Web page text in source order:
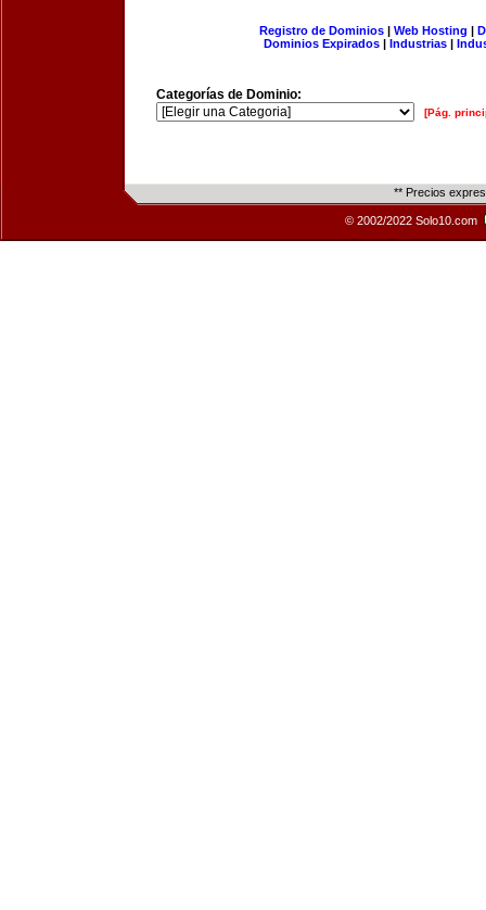
Registro de Dominios| Web Hosting |
Dominios Expirados | Industrias |
Categorías de Dominio:
[Pág.
** Precios
© 2002/2022 Solo10.com